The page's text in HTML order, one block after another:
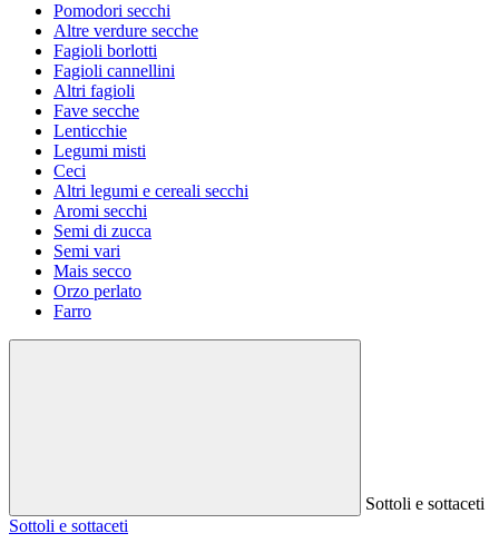
Pomodori secchi
Altre verdure secche
Fagioli borlotti
Fagioli cannellini
Altri fagioli
Fave secche
Lenticchie
Legumi misti
Ceci
Altri legumi e cereali secchi
Aromi secchi
Semi di zucca
Semi vari
Mais secco
Orzo perlato
Farro
Sottoli e sottaceti
Sottoli e sottaceti